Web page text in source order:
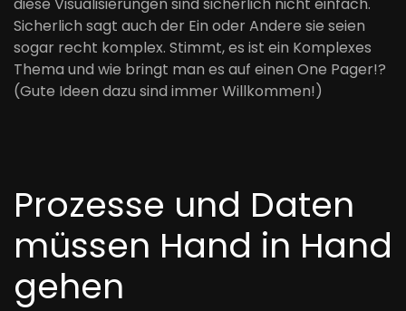
Sicherlich sagt auch der Ein oder Andere sie seien
sogar recht komplex. Stimmt, es ist ein Komplexes
Thema und wie bringt man es auf einen One Pager!?
(Gute Ideen dazu sind immer Willkommen!)
Prozesse und Daten
müssen Hand in Hand
gehen